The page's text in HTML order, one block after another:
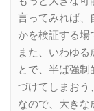
言ってみれば、
かを検証する場
また、いわゆ
とで、半ば強
づけてしまおう
なので、大きな